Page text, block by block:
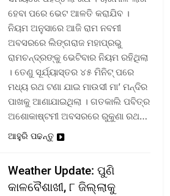
ହେବା ପରେ ଭେଟ ଆଳତି କରାଯିବ ।
ନିୟମ ଅନୁସାରେ ଆଜି ରାମ ନବମୀ
ଅବସରରେ ଲିଙ୍ଗରାଜ ମହାପ୍ରଭୁ
ରାମଚନ୍ଦ୍ରଙ୍କୁ ଭେଟିବାର ନିୟମ ରହିଥିଲା
। ତେଣୁ ସୂର୍ଯ୍ୟାସ୍ତର ୪୫ ମିନିଟ୍ ପରେ
ମଧ୍ୟ ରଥ ଟଣା ଯାଇ ମାଉସୀ ମା’ ମନ୍ଦିର
ପାଖକୁ ଆଣାଯାଇଥିଲା । ଗତକାଲି ପବିତ୍ର
ଅଶୋକାଷ୍ଟମୀ ଅବସରରେ ରୁକୁଣା ରଥ…
ଆହୁରି ପଢନ୍ତୁ
Weather Update: ପୁଣି
କାଳବୈଶାଖୀ, ୮ ଜିଲ୍ଲାକୁ